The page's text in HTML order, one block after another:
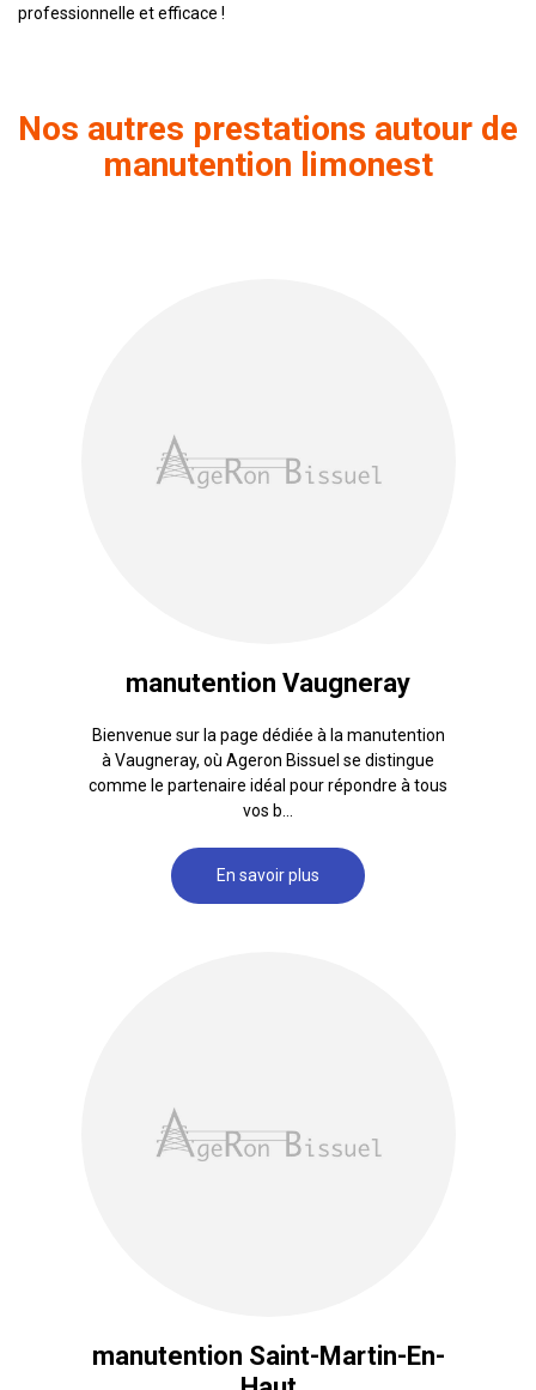
professionnelle et efficace !
Nos autres prestations autour de
manutention limonest
manutention Vaugneray
Bienvenue sur la page dédiée à la manutention
à Vaugneray, où Ageron Bissuel se distingue
comme le partenaire idéal pour répondre à tous
vos b...
En savoir plus
manutention Saint-Martin-En-